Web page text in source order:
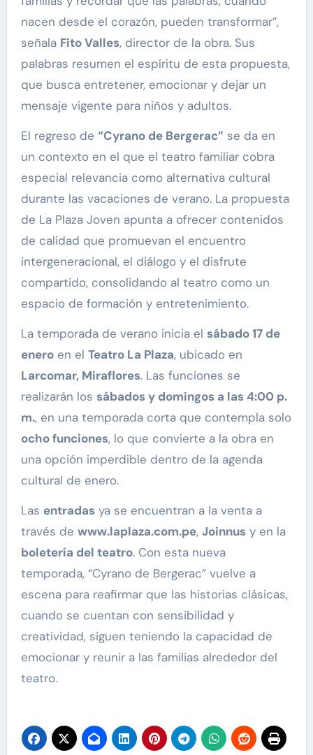
nacen desde el corazón, pueden transformar”,
señala Fito Valles, director de la obra. Sus
palabras resumen el espíritu de esta propuesta,
que busca entretener, emocionar y dejar un
mensaje vigente para niños y adultos.
El regreso de “Cyrano de Bergerac” se da en
un contexto en el que el teatro familiar cobra
especial relevancia como alternativa cultural
durante las vacaciones de verano. La propuesta
de La Plaza Joven apunta a ofrecer contenidos
de calidad que promuevan el encuentro
intergeneracional, el diálogo y el disfrute
compartido, consolidando al teatro como un
espacio de formación y entretenimiento.
La temporada de verano inicia el sábado 17 de
eneroen el Teatro La Plaza, ubicado en
Larcomar, Miraflores. Las funciones se
realizarán los sábados y domingos a las 4:00 p.
m., en una temporada corta que contempla solo
ocho funciones, lo que convierte a la obra en
una opción imperdible dentro de la agenda
cultural de enero.
Las entradasya se encuentran a la venta a
través de www.laplaza.com.pe, Joinnusy en la
boletería del teatro. Con esta nueva
temporada, “Cyrano de Bergerac” vuelve a
escena para reafirmar que las historias clásicas,
cuando se cuentan con sensibilidad y
creatividad, siguen teniendo la capacidad de
emocionar y reunir a las familias alrededor del
teatro.